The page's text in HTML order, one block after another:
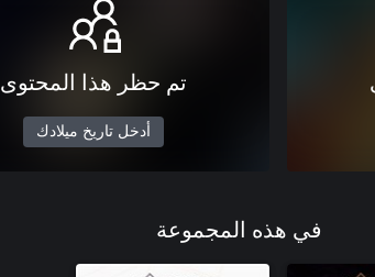
تم حظر هذا المحتوى
أدخل تاريخ ميلادك
في هذه المجموعة